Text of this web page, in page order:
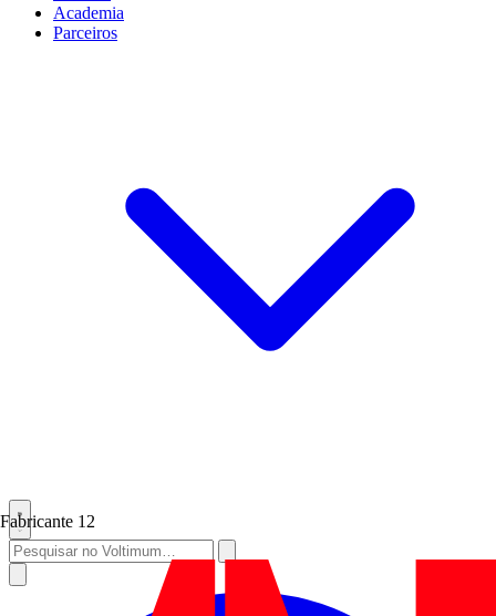
Academia
Parceiros
Fabricante 12